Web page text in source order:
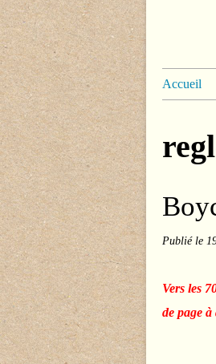
Accueil
Publié le
Vers les
de page à